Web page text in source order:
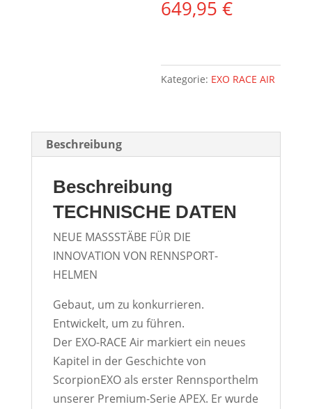
649,95€
Kategorie: EXO RACE AIR
Beschreibung
Beschreibung
TECHNISCHE DATEN
NEUE MASSSTÄBE FÜR DIE
INNOVATION VON RENNSPORT-
HELMEN
Gebaut, um zu konkurrieren.
Entwickelt, um zu führen.
Der EXO-RACE Air markiert ein neues
Kapitel in der Geschichte von
ScorpionEXO als erster Rennsporthelm
unserer Premium-Serie APEX. Er wurde